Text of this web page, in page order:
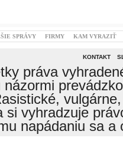
SPRÁVY FIRMY KAM VYRAZIŤ
KONTAKT
práva
si vyhradzuje
napádaniu sa